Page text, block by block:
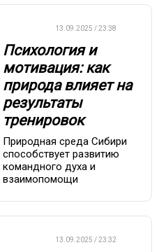
13.09.2025 / 23:38
Психология и
мотивация: как
природа влияет на
результаты
тренировок
Природная среда Сибири
способствует развитию
командного духа и
взаимопомощи
13.09.2025 / 23:32